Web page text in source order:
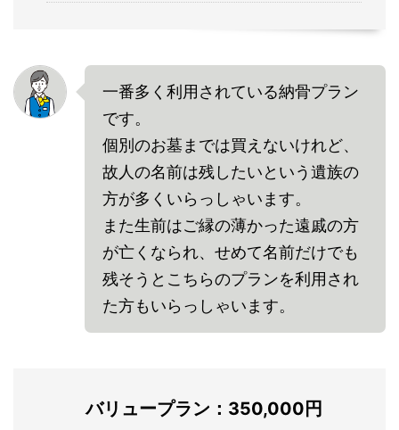
一番多く利用されている納骨プラン
です。
個別のお墓までは買えないけれど、
故人の名前は残したいという遺族の
方が多くいらっしゃいます。
また生前はご縁の薄かった遠戚の方
が亡くなられ、せめて名前だけでも
残そうとこちらのプランを利用され
た方もいらっしゃいます。
バリュープラン：350,000円